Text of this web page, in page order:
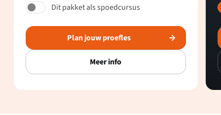
Dit pakket als spoedcursus
Plan jouw proefles
Meer info